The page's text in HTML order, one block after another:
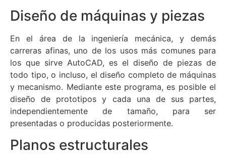
Diseño de máquinas y piezas
En el área de la ingeniería mecánica, y demás
carreras afinas, uno de los usos más comunes para
los que sirve AutoCAD, es el diseño de piezas de
todo tipo, o incluso, el diseño completo de máquinas
y mecanismo. Mediante este programa, es posible el
diseño de prototipos y cada una de sus partes,
independientemente de tamaño, para ser
presentadas o producidas posteriormente.
Planos estructurales